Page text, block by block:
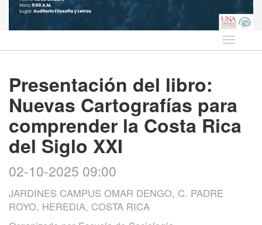
Idioma
Presentación del libro:
Nuevas Cartografías para
comprender la Costa Rica
del Siglo XXI
02-10-2025 09:00
JARDINES CAMPUS OMAR DENGO, C. PADRE
ROYO, HEREDIA, COSTA RICA